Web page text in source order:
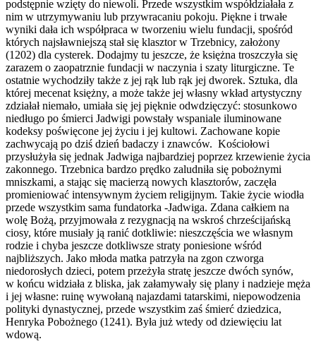
podstępnie wzięty do niewoli. Przede wszystkim współdziałała z
nim w utrzymywaniu lub przywracaniu pokoju. Piękne i trwałe
wyniki dała ich współpraca w tworzeniu wielu fundacji, spośród
których najsławniejszą stał się klasztor w Trzebnicy, założony
(1202) dla cysterek. Dodajmy tu jeszcze, że księżna troszczyła się
zarazem o zaopatrznie fundacji w naczynia i szaty liturgiczne. Te
ostatnie wychodziły także z jej rąk lub rąk jej dworek. Sztuka, dla
której mecenat księżny, a może także jej własny wkład artystyczny
zdziałał niemało, umiała się jej pięknie odwdzięczyć: stosunkowo
niedługo po śmierci Jadwigi powstały wspaniale iluminowane
kodeksy poświęcone jej życiu i jej kultowi. Zachowane kopie
zachwycają po dziś dzień badaczy i znawców. Kościołowi
przysłużyła się jednak Jadwiga najbardziej poprzez krzewienie życia
zakonnego. Trzebnica bardzo prędko zaludniła się pobożnymi
mniszkami, a stając się macierzą nowych klasztorów, zaczęła
promieniować intensywnym życiem religijnym. Takie życie wiodła
przede wszystkim sama fundatorka -Jadwiga. Zdana całkiem na
wolę Bożą, przyjmowała z rezygnacją na wskroś chrześcijańską
ciosy, które musiały ją ranić dotkliwie: nieszczęścia we własnym
rodzie i chyba jeszcze dotkliwsze straty poniesione wśród
najbliższych. Jako młoda matka patrzyła na zgon czworga
niedorosłych dzieci, potem przeżyła stratę jeszcze dwóch synów,
w końcu widziała z bliska, jak załamywały się plany i nadzieje męża
i jej własne: ruinę wywołaną najazdami tatarskimi, niepowodzenia
polityki dynastycznej, przede wszystkim zaś śmierć dziedzica,
Henryka Pobożnego (1241). Była już wtedy od dziewięciu lat
wdową.